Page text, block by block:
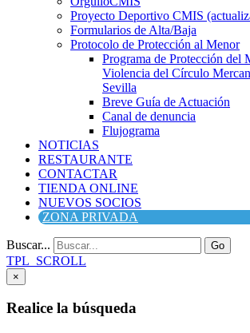
Proyecto Deportivo CMIS
Formularios de Alta/Baja
Protocolo de Protección al Menor
Programa de Protección del
Violencia del Círculo
Sevilla
Breve Guía de Actuación
Canal de denuncia
Flujograma
NOTICIAS
RESTAURANTE
CONTACTAR
TIENDA ONLINE
NUEVOS SOCIOS
ZONA PRIVADA
Buscar... Go
TPL_SCROLL
×
Realice la búsqueda